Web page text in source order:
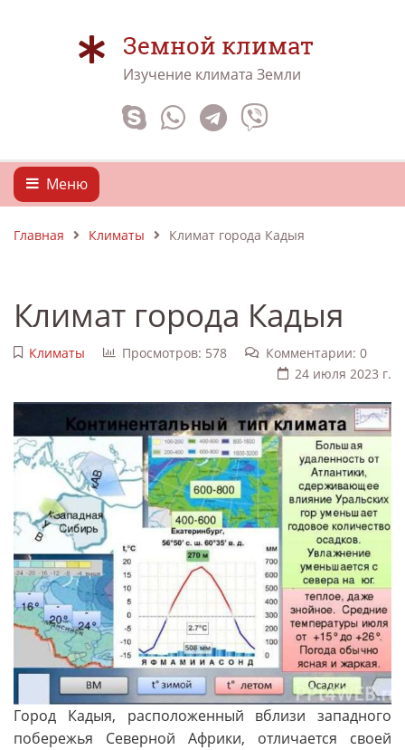
Земной климат
Изучение климата Земли
Меню
Главная Климаты Климат города Кадыя
Климат города Кадыя
Климаты Просмотров: 578
Комментарии: 0
24 июля 2023 г.
Город Кадыя, расположенный вблизи западного
побережья Северной Африки, отличается своей